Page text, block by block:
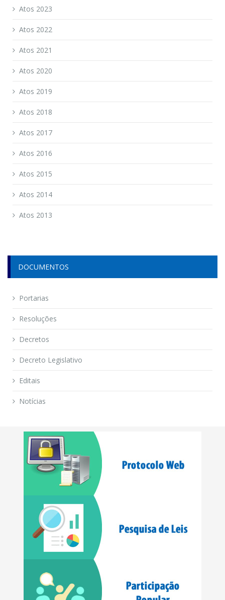
Atos 2023
Atos 2022
Atos 2021
Atos 2020
Atos 2019
Atos 2018
Atos 2017
Atos 2016
Atos 2015
Atos 2014
Atos 2013
DOCUMENTOS
Portarias
Resoluções
Decretos
Decreto Legislativo
Editais
Notícias